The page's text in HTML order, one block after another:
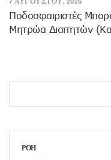
Ποδοσφαιριστές
Μητρώα Διαιτητών
ΡΟΗ